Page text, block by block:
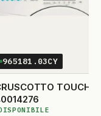
965181.03CY
TOUCH